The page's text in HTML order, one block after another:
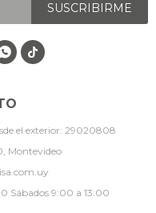
el exterior: 29020808
Montevideo
Sábados 9:00 a 13:00
SUSCRIBIRME